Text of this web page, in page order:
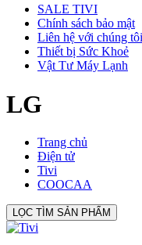
SALE TIVI
Chính sách bảo mật
Liên hệ với chúng tôi
Thiết bị Sức Khoẻ
Vật Tư Máy Lạnh
LG
Trang chủ
Điện tử
Tivi
COOCAA
LỌC TÌM SẢN PHẨM